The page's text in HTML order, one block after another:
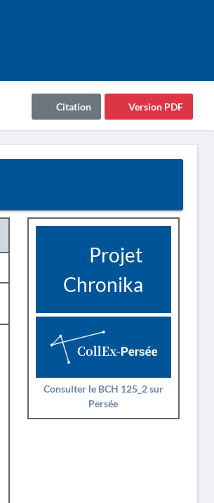
Version PDF
Citation
Projet
Chronika
Consulter le BCH 125_2 sur
Persée